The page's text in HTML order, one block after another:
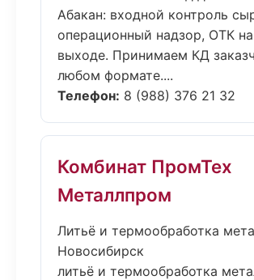
Абакан: входной контроль
операционный надзор, ОТК на
выходе. Принимаем КД
любом формате....
Телефон: 8 (988) 376 21 32
Комбинат ПромТех
Металлпром
Литьё и термообработка
Новосибирск
литьё и термообработка